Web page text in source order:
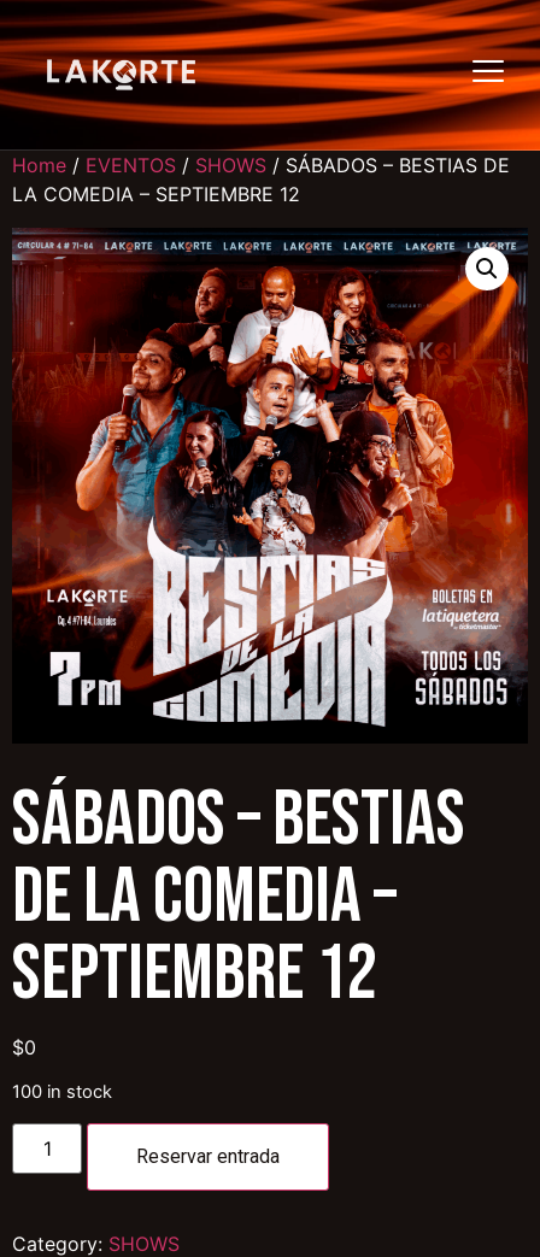
Home / EVENTOS / SHOWS / SÁBADOS – BESTIAS DE
LA COMEDIA – SEPTIEMBRE 12
SÁBADOS – BESTIAS
DE LA COMEDIA –
SEPTIEMBRE 12
$0
100 in stock
Reservar entrada
Category: SHOWS